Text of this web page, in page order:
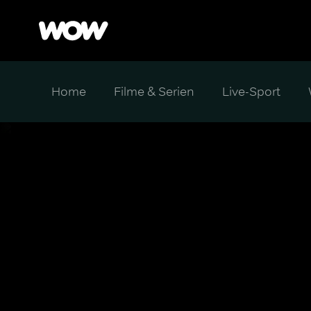
Home Filme & Serien Live-Sport